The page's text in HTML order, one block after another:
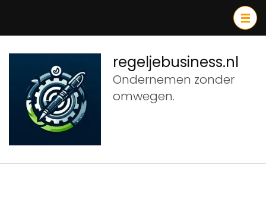
inhoud
(druk
Enter)
regeljebusiness.nl
Ondernemen zonder
omwegen.